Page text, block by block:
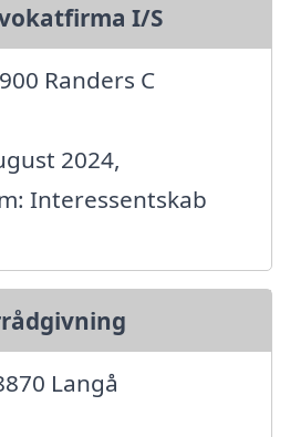
I/S
Randers C
2024,
Interessentskab
Langå